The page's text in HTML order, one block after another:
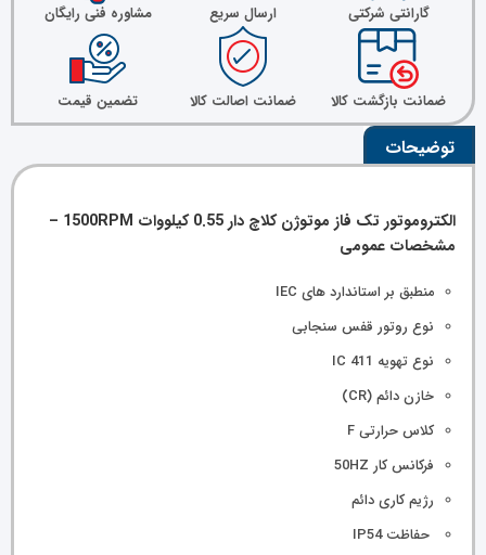
گارانتی شرکتی ارسال سریع مشاوره فنی رایگان
ضمانت بازگشت کالا ضمانت اصالت کالا تضمین قیمت
توضیحات
الکتروموتور تک فاز موتوژن کلاچ دار 0.55 کیلووات 1500RPM –
مشخصات عمومی
منطبق بر استاندارد های IEC
نوع روتور قفس سنجابی
نوع تهویه IC 411
خازن دائم (CR)
کلاس حرارتی F
فرکانس کار 50HZ
رژیم کاری دائم
حفاظت IP54